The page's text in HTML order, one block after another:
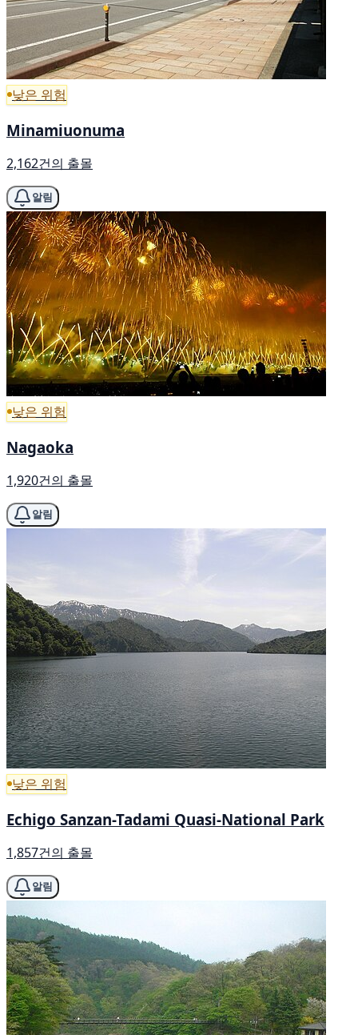
낮은 위험
Minamiuonuma
2,162건의 출몰
알림
낮은 위험
Nagaoka
1,920건의 출몰
알림
낮은 위험
Echigo Sanzan-Tadami Quasi-National Park
1,857건의 출몰
알림